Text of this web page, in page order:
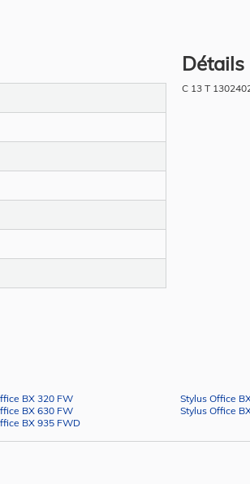
Détails
C 13 T
BX 320 FW Stylus Office
BX 630 FW
Stylus Office
BX 935 FWD